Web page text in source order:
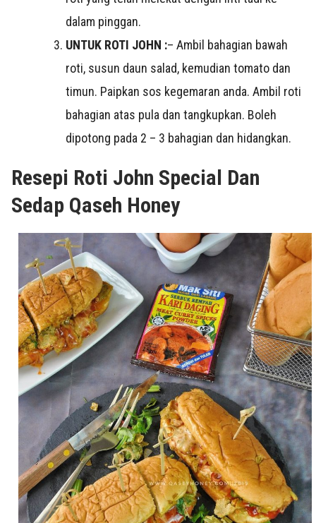
dalam pinggan.
UNTUK ROTI JOHN :– Ambil bahagian bawah
roti, susun daun salad, kemudian tomato dan
timun. Paipkan sos kegemaran anda. Ambil roti
bahagian atas pula dan tangkupkan. Boleh
dipotong pada 2 – 3 bahagian dan hidangkan.
Resepi Roti John Special Dan
Sedap Qaseh Honey